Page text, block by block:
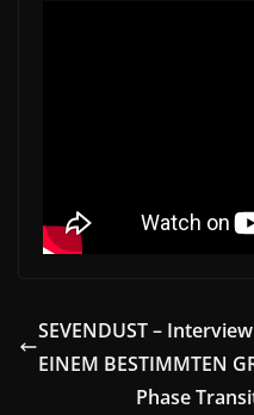
SEVENDUST –
EINEM BESTIMMTEN
Phase